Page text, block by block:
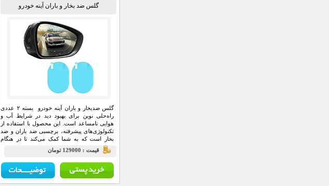
گلس ضد بخار و باران آینه خودرو
گلس ضدبخار و باران آینه خودرو بسته ۲ عددی
راه‌حلی نوین برای بهبود دید در شرایط آب و
هوایی نامساعد است. این محصول با استفاده از
تکنولوژی‌های پیشرفته، برچسبی ضد باران و ضد
بخار است که به شما کمک می‌کند تا در هنگام
باران یا مه، دید بهتری داشته باشید و ایمنی
بیشتری در جاده‌ها تجربه کنید.
قيمت : 129000 تومان